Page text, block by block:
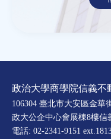
政治大學商學院信義不
106304 臺北市大安區金華
政大公企中心會展棟8樓信
電話: 02-2341-9151